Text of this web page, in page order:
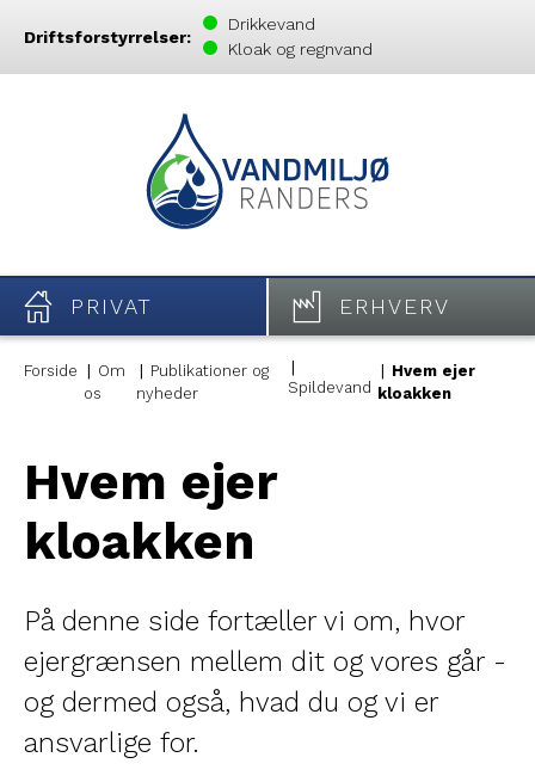
Driftsforstyrrelser:
Drikkevand
Kloak og regnvand
PRIVAT ERHVERV
Forside
Om
os
Publikationer og
nyheder
Spildevand
Hvem ejer
kloakken
Hvem ejer
kloakken
På denne side fortæller vi om, hvor
ejergrænsen mellem dit og vores går -
og dermed også, hvad du og vi er
ansvarlige for.